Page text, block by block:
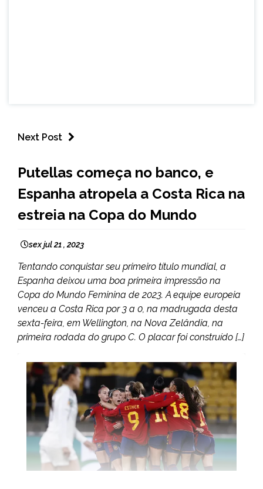
Next Post
Putellas começa no banco, e
Espanha atropela a Costa Rica na
estreia na Copa do Mundo
sex jul 21 , 2023
Tentando conquistar seu primeiro título mundial, a
Espanha deixou uma boa primeira impressão na
Copa do Mundo Feminina de 2023. A equipe europeia
venceu a Costa Rica por 3 a 0, na madrugada desta
sexta-feira, em Wellington, na Nova Zelândia, na
primeira rodada do grupo C. O placar foi construído […]